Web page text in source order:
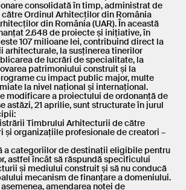
consolidată în timp, administrat de
către Ordinul Arhitecților din România
din România (UAR). În această
2.648 de proiecte și inițiative, în
107 milioane lei, contribuind direct la
arhitecturale, la susținerea tinerilor
de lucrări de specialitate, la
patrimoniului construit și la
cu impact public major, multe
la nivel național și internațional.
modificare a proiectului de ordonanță de
astăzi, 21 aprilie, sunt structurate în jurul
Timbrului Arhitecturii de către
și organizațiile profesionale de creatori –
a categoriilor de destinații eligibile pentru
astfel încât să răspundă specificului
și mediului construit și să nu conducă
mecanism de finanțare a domeniului.
amendarea notei de